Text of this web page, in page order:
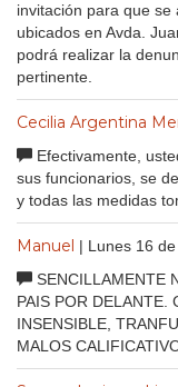
invitación para que se
ubicados en Avda.
podrá realizar la
pertinente.
Cecilia Argentina
Efectivamente,
sus funcionarios, se
y todas las medidas
Manuel | Lunes 16
SENCILLAMENTE
PAIS POR DELANTE.
INSENSIBLE,
MALOS